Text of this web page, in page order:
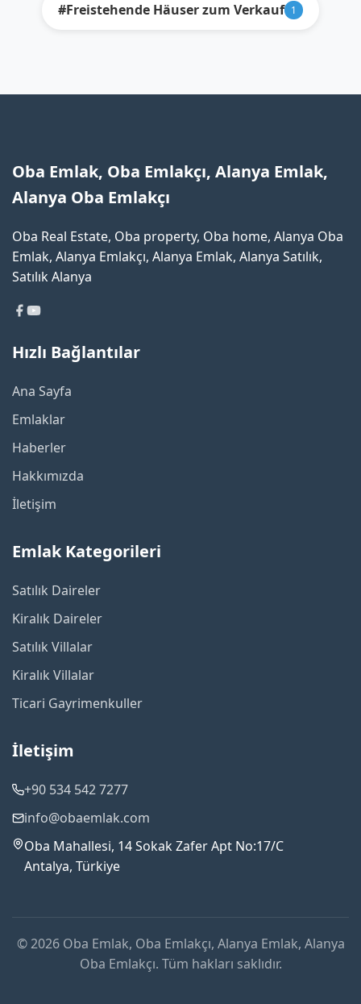
#Freistehende Häuser zum Verkauf 1
Oba Emlak, Oba Emlakçı, Alanya Emlak,
Alanya Oba Emlakçı
Oba Real Estate, Oba property, Oba home, Alanya Oba
Emlak, Alanya Emlakçı, Alanya Emlak, Alanya Satılık,
Satılık Alanya
Hızlı Bağlantılar
Ana Sayfa
Emlaklar
Haberler
Hakkımızda
İletişim
Emlak Kategorileri
Satılık Daireler
Kiralık Daireler
Satılık Villalar
Kiralık Villalar
Ticari Gayrimenkuller
İletişim
+90 534 542 7277
info@obaemlak.com
Oba Mahallesi, 14 Sokak Zafer Apt No:17/C
Antalya, Türkiye
© 2026 Oba Emlak, Oba Emlakçı, Alanya Emlak, Alanya
Oba Emlakçı. Tüm hakları saklıdır.